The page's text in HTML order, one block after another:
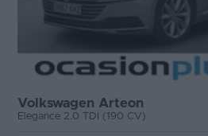
Volkswagen Arteon
Elegance 2.0 TDI (190 CV)